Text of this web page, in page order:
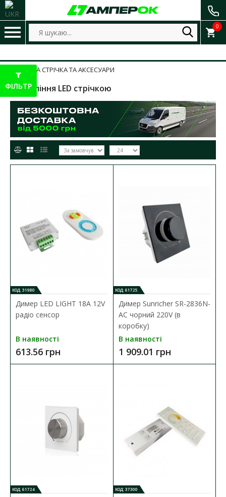
0
ДІОДНА СТРІЧКА ТА АКСЕСУАРИ
Управління LED стрічкою
Димер LED LIGHT 18А 12V радіо сенсор ( 56/1 ) основні
характеристики: вихідна напруг..
613.56 грн
ДО КОШИКА
КОД: 31980
Димер LED LIGHT 18А 12V
радіо сенсор
В наявності
613.56 грн
КОД: 61725
Димер Sunricher SR-2836N-
AC чорний 220V (в
коробку)
В наявності
1 909.01 грн
КОД: 61724 КОД: 37300
ФІЛЬТР